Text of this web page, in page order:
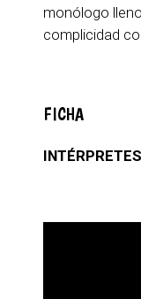
monólogo
complicidad
FICHA